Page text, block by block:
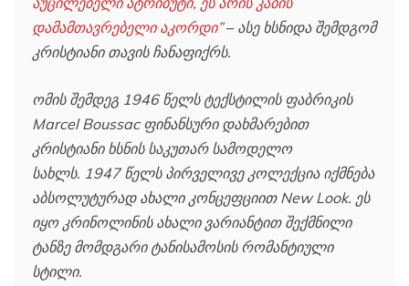
დამამთავრებელი აკორდი”– ასე ხსნიდა შემდგომ
კრისტიანი თავის ჩანაფიქრს.
ომის შემდეგ 1946 წელს ტექსტილის ფაბრიკის
Marcel Boussac ფინანსური დახმარებით
კრისტიანი ხსნის საკუთარ სამოდელო
სახლს. 1947 წელს პირველივე კოლექცია იქმნება
აბსოლუტურად ახალი კონცეფციით New Look. ეს
იყო კრინოლინის ახალი ვარიანტით შექმნილი
ტანზე მომდგარი ტანისამოსის რომანტიული
სტილი.